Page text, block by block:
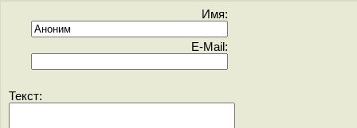
Имя:
E-Mail:
Текст: